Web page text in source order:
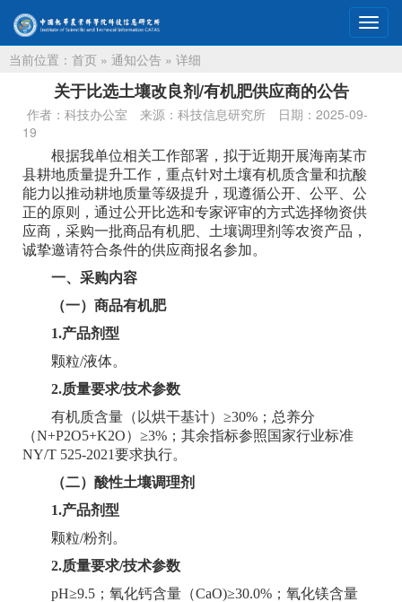
切
换
当前位置： 首页 » 通知公告 » 详细
关于比选土壤改良剂/有机肥供应商的公告
作者：科技办公室 来源：科技信息研究所
日期：2025-09-
19
根据我单位相关工作部署，拟于近期开展海南某市
县耕地质量提升工作，重点针对土壤有机质含量和抗酸
能力以推动耕地质量等级提升，现遵循公开、公平、公
正的原则，通过公开比选和专家评审的方式选择物资供
应商，采购一批商品有机肥、土壤调理剂等农资产品，
诚挚邀请符合条件的供应商报名参加。
一、采购内容
（一）商品有机肥
1.产品剂型
颗粒/液体。
2.质量要求/技术参数
有机质含量（以烘干基计）≥30%；总养分
（N+P2O5+K2O）≥3%；其余指标参照国家行业标准
NY/T 525-2021要求执行。
（二）酸性土壤调理剂
1.产品剂型
颗粒/粉剂。
2.质量要求/技术参数
pH≥9.5；氧化钙含量（CaO)≥30.0%；氧化镁含量